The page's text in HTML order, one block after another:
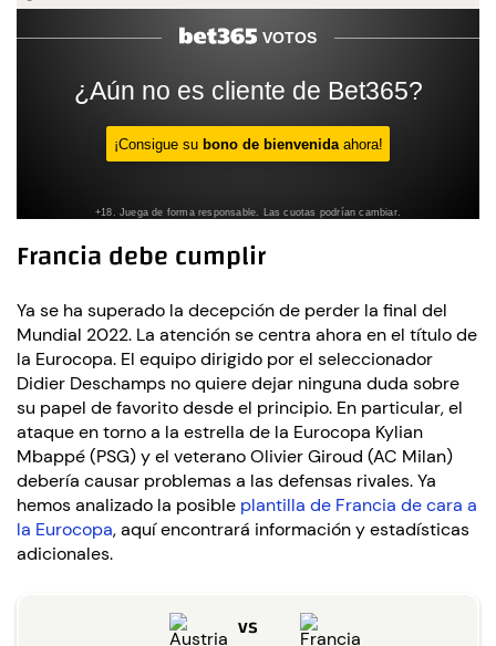
Francia debe cumplir
Ya se ha superado la decepción de perder la final del
Mundial 2022. La atención se centra ahora en el título de
la Eurocopa. El equipo dirigido por el seleccionador
Didier Deschamps no quiere dejar ninguna duda sobre
su papel de favorito desde el principio. En particular, el
ataque en torno a la estrella de la Eurocopa Kylian
Mbappé (PSG) y el veterano Olivier Giroud (AC Milan)
debería causar problemas a las defensas rivales. Ya
hemos analizado la posible plantilla de Francia de cara a
la Eurocopa, aquí encontrará información y estadísticas
adicionales.
vs